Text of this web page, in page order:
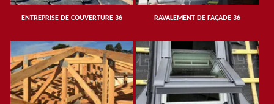
ENTREPRISE DE COUVERTURE 36 RAVALEMENT DE FAÇADE 36